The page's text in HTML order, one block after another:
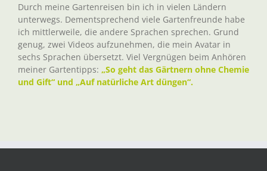
Durch meine Gartenreisen bin ich in vielen Ländern
unterwegs. Dementsprechend viele Gartenfreunde habe
ich mittlerweile, die andere Sprachen sprechen. Grund
genug, zwei Videos aufzunehmen, die mein Avatar in
sechs Sprachen übersetzt. Viel Vergnügen beim Anhören
meiner Gartentipps: „So geht das Gärtnern ohne Chemie
und Gift“ und „Auf natürliche Art düngen“.